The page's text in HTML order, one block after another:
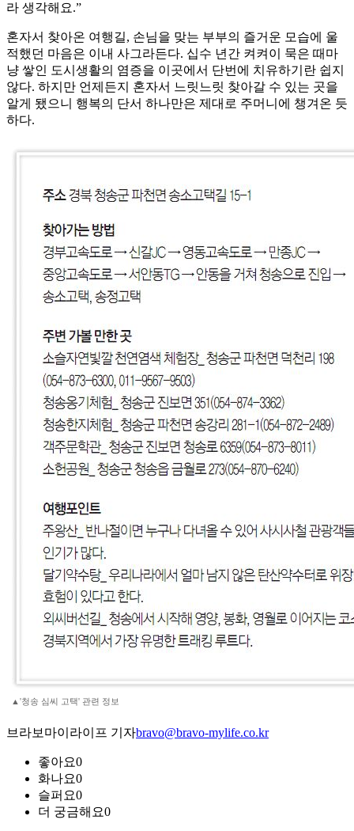
라 생각해요.”
혼자서 찾아온 여행길, 손님을 맞는 부부의 즐거운 모습에 울
적했던 마음은 이내 사그라든다. 십수 년간 켜켜이 묵은 때마
냥 쌓인 도시생활의 염증을 이곳에서 단번에 치유하기란 쉽지
않다. 하지만 언제든지 혼자서 느릿느릿 찾아갈 수 있는 곳을
알게 됐으니 행복의 단서 하나만은 제대로 주머니에 챙겨온 듯
하다.
▲'청송 심씨 고택' 관련 정보
브라보마이라이프 기자bravo@bravo-mylife.co.kr
좋아요0
화나요0
슬퍼요0
더 궁금해요0